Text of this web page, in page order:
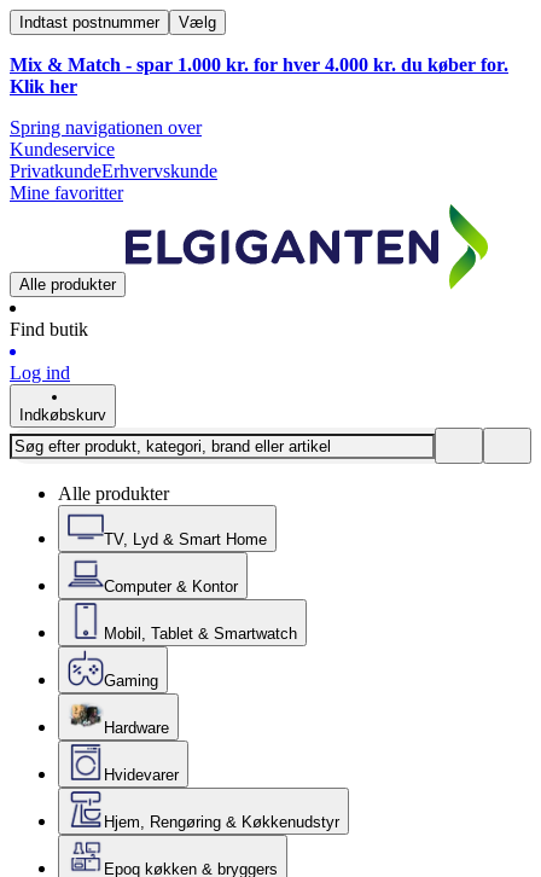
Indtast postnummer Vælg
Mix & Match - spar 1.000 kr. for hver 4.000 kr. du køber for.
Klik her
Spring navigationen over
Kundeservice
PrivatkundeErhvervskunde
Mine favoritter
Alle produkter
Find butik
Log ind
Indkøbskurv
Alle produkter
TV, Lyd & Smart Home
Computer & Kontor
Mobil, Tablet & Smartwatch
Gaming
Hardware
Hvidevarer
Hjem, Rengøring & Køkkenudstyr
Epoq køkken & bryggers